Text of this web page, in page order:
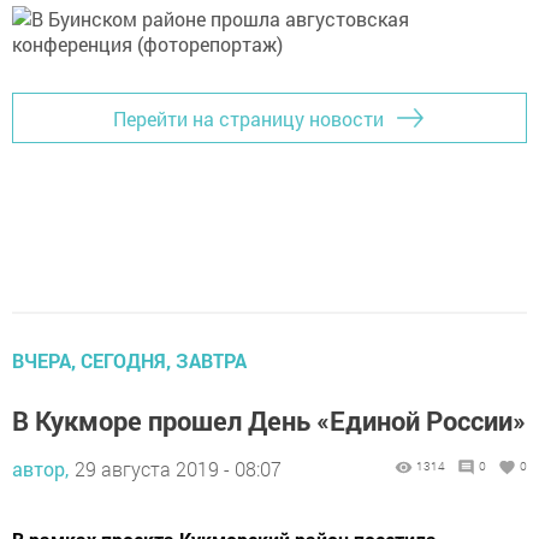
Перейти на страницу новости
ВЧЕРА, СЕГОДНЯ, ЗАВТРА
В Кукморе прошел День «Единой России»
автор, 29 августа 2019 - 08:07 1314 0 0